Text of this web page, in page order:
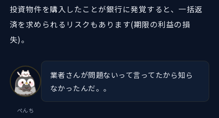
投資物件を購入したことが銀行に発覚すると、一括返
済を求められるリスクもあります(期限の利益の損
失)。
ぺんち
業者さんが問題ないって言ってたから知ら
なかったんだ。。